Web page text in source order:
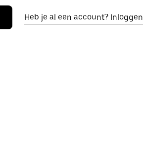
Heb je al een account? Inloggen